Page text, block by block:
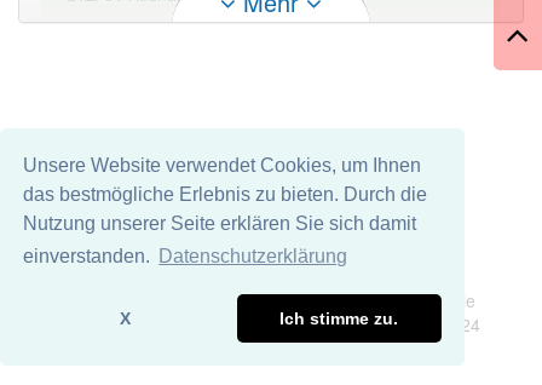
Unsere Website verwendet Cookies, um Ihnen
das bestmögliche Erlebnis zu bieten. Durch die
Nutzung unserer Seite erklären Sie sich damit
einverstanden.
Datenschutzerklärung
X Ich stimme zu.
Häufigkeit: 2 von 10
Wörter mit Endung-materialkennzeichenaber mit
einem anderen Artikel: -1
86% unserer Spielapp-Nutzer haben den Artikel
Wir übernehmen keine Garantie und keine Haftung für die
Richtigkeit und Vollständigkeit dieser Seite. DDDEasy 2024